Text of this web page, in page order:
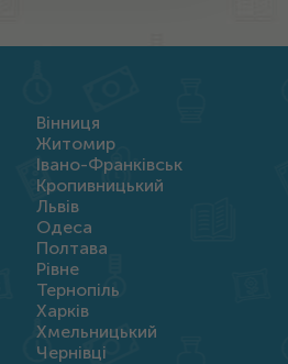
Вінниця
Житомир
Івано-Франківськ
Кропивницький
Львів
Одеса
Полтава
Рівне
Тернопіль
Харків
Хмельницький
Чернівці